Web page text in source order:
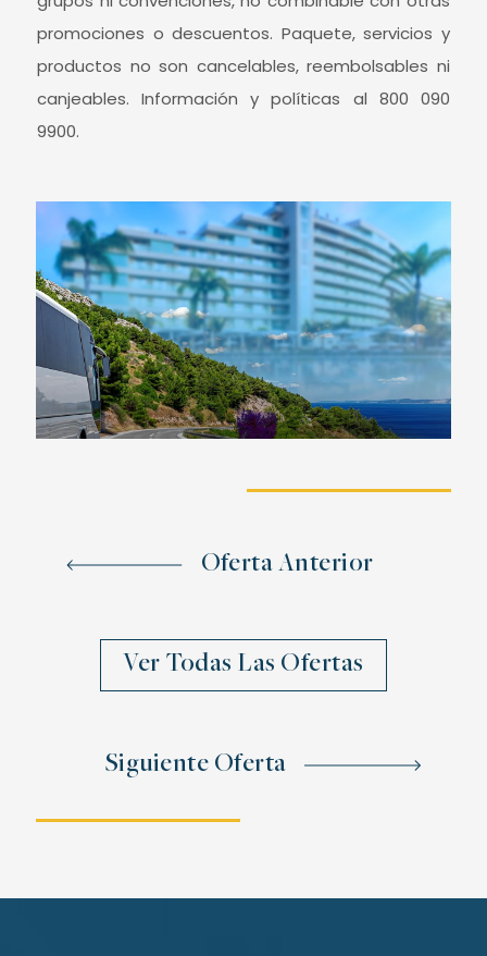
promociones o descuentos. Paquete, servicios y
productos no son cancelables, reembolsables ni
canjeables. Información y políticas al 800 090
9900.
Oferta Anterior
Ver Todas Las Ofertas
Siguiente Oferta